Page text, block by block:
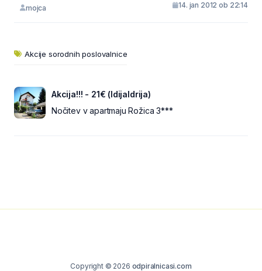
mojca 14. jan 2012 ob 22:14
Akcije sorodnih poslovalnice
Akcija!!! - 21€ (IdijaIdrija)
Nočitev v apartmaju Rožica 3***
Copyright © 2026 odpiralnicasi.com